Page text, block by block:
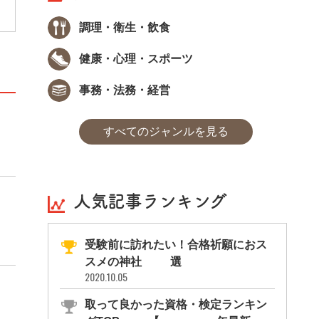
調理・衛生・飲食
健康・心理・スポーツ
事務・法務・経営
すべてのジャンルを見る
人気記事ランキング
受験前に訪れたい！合格祈願におス
スメの神社11選
2020.10.05
取って良かった資格・検定ランキン